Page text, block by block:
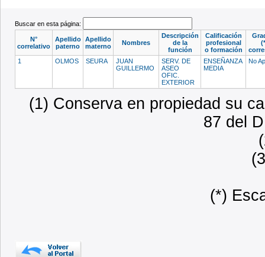
Buscar en esta página:
N°
correlativo
Apellido
paterno
Apellido
materno
Nombres
Descripción
de la
función
Calificación
profesional
o formación
1
OLMOS SEURA
JUAN
GUILLERMO
SERV. DE
ASEO
OFIC.
EXTERIOR
ENSEÑANZA
MEDIA
No
(1) Conserva en propiedad su
87 del
(*)